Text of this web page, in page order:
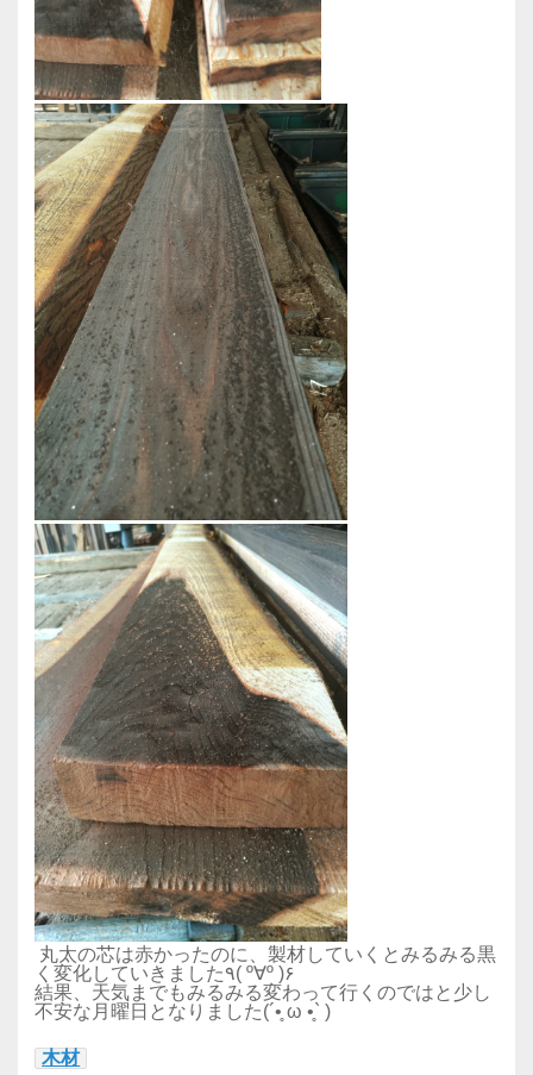
丸太の芯は赤かったのに、製材していくとみるみる黒
く変化していきました٩( º∀º )۶
結果、天気までもみるみる変わって行くのではと少し
不安な月曜日となりました(´•̥ ω •̥` )
木材